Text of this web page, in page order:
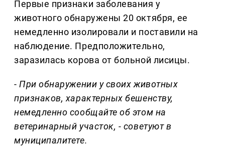
Первые признаки заболевания у
животного обнаружены 20 октября, ее
немедленно изолировали и поставили на
наблюдение. Предположительно,
заразилась корова от больной лисицы.
-При обнаружении у своих животных
признаков, характерных бешенству,
немедленно сообщайте об этом на
ветеринарный участок, - советуют в
муниципалитете.